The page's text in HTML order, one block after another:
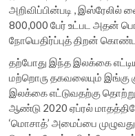
அறிவிப்பின்படி , இஸ்ரேலில்
800,000 பேர் உட்பட அதன்
நோயெதிர்ப்புத் திறன்
தற்போது இந்த இலக்கை
மற்றொரு தகவலையும் இங்கு
இலக்கை எட்டுவதற்கு
ஆண்டு 2020 ஏப்ரல்
‘மொசாத்’ அமைப்பை